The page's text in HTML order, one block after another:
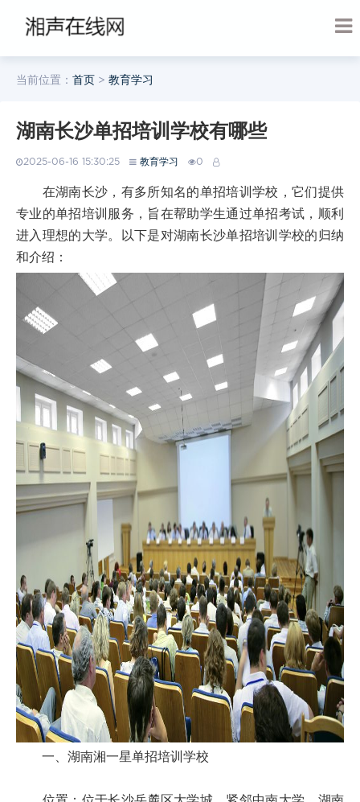
当前位置： 首页 > 教育学习
湖南长沙单招培训学校有哪些
2025-06-16 15:30:25 教育学习 0
在湖南长沙，有多所知名的单招培训学校，它们提供
专业的单招培训服务，旨在帮助学生通过单招考试，顺利
进入理想的大学。以下是对湖南长沙单招培训学校的归纳
和介绍：
一、湖南湘一星单招培训学校